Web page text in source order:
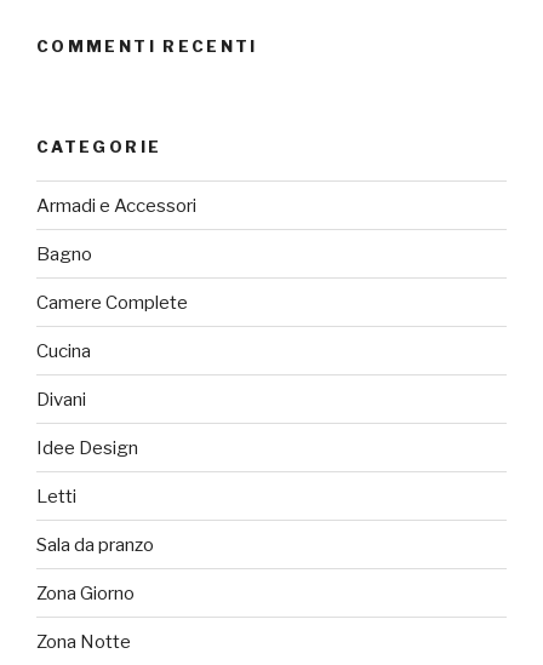
COMMENTI RECENTI
CATEGORIE
Armadi e Accessori
Bagno
Camere Complete
Cucina
Divani
Idee Design
Letti
Sala da pranzo
Zona Giorno
Zona Notte